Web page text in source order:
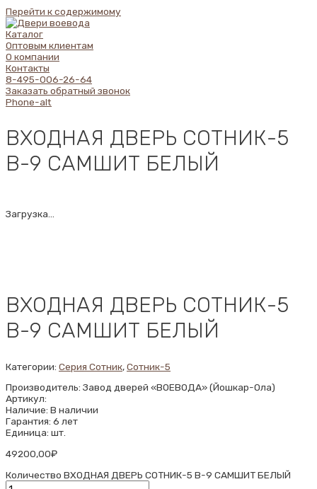
Перейти к содержимому
Каталог
Оптовым клиентам
О компании
Контакты
8-495-006-26-64
Заказать обратный звонок
Phone-alt
ВХОДНАЯ ДВЕРЬ СОТНИК-5
В-9 САМШИТ БЕЛЫЙ
Загрузка...
ВХОДНАЯ ДВЕРЬ СОТНИК-5
В-9 САМШИТ БЕЛЫЙ
Категории: Серия Сотник,Сотник-5
Производитель: Завод дверей «ВОЕВОДА» (Йошкар-Ола)
Артикул:
Наличие: В наличии
Гарантия: 6 лет
Единица: шт.
49200,00₽
Количество ВХОДНАЯ ДВЕРЬ СОТНИК-5 В-9 САМШИТ БЕЛЫЙ